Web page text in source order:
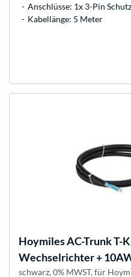
Anschlüsse: 1x 3-Pin
Kabellänge: 5 Meter
HoymilesAC-Trunk T-
Wechselrichter +
schwarz, 0% MWST, für